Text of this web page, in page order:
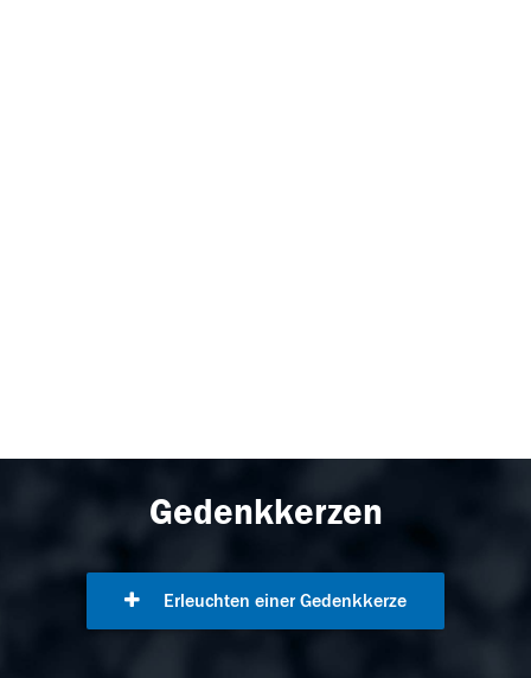
Gedenkkerzen
Erleuchten einer Gedenkkerze